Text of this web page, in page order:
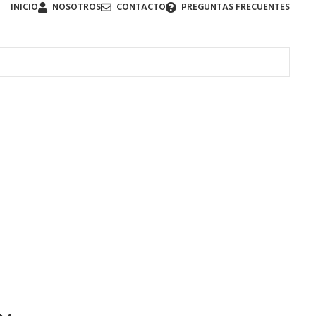
INICIO NOSOTROS CONTACTO
PREGUNTAS FRECUENTES